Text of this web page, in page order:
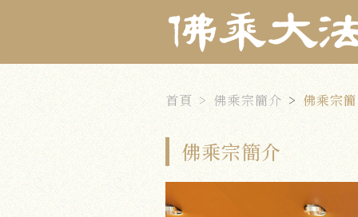
首頁 佛乘宗簡介 佛乘宗
佛乘宗簡介